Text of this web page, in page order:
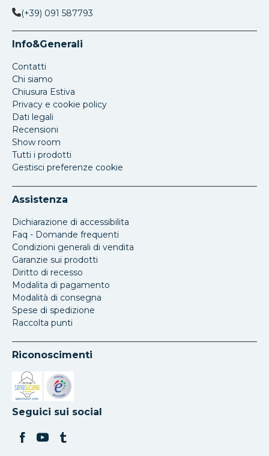
(+39) 091 587793
Info&Generali
Contatti
Chi siamo
Chiusura Estiva
Privacy e cookie policy
Dati legali
Recensioni
Show room
Tutti i prodotti
Gestisci preferenze cookie
Assistenza
Dichiarazione di accessibilita
Faq - Domande frequenti
Condizioni generali di vendita
Garanzie sui prodotti
Diritto di recesso
Modalita di pagamento
Modalità di consegna
Spese di spedizione
Raccolta punti
Riconoscimenti
Si apre in una nuova scheda
Si apre in una nuova scheda
Seguici sui social